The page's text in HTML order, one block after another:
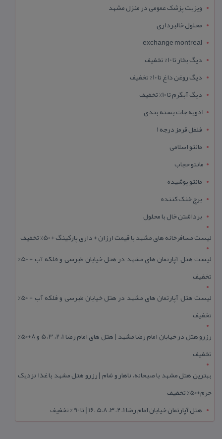
ویزیت پزشک عمومی در منزل مشهد
محلول خالبرداری
exchange montreal
دیگ بخار تا 10% تخفیف
دیگ روغن داغ تا 10% تخفیف
دیگ آبگرم تا 10% تخفیف
ادویه جات بسته بندی
فلفل قرمز درجه 1
مانتو اسلامی
مانتو حجاب
مانتو پوشیده
برج خنک کننده
برداشتن خال با محلول
لیست مسافرخانه های مشهد با قیمت ارزان + داری پارکینگ + 50% تخفیف
لیست هتل آپارتمان های مشهد در هتل خیابان طبرسی و فلکه آب + 50%
تخفیف
لیست هتل آپارتمان های مشهد در هتل خیابان طبرسی و فلکه آب + 50%
تخفیف
رزرو هتل در خیابان امام رضا مشهد | هتل‌ های امام رضا 1، 2، 3، 5 و 8+50%
تخفیف
بهترین هتل مشهد با صبحانه، ناهار و شام | رزرو هتل مشهد با غذا نزدیک
حرم+50% تخفیف
هتل آپارتمان خیابان امام رضا 1، 2، 3، 5،8 ،16 | تا 90 % تخفیف